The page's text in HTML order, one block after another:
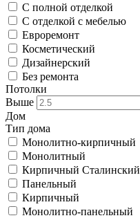
С полной отделкой
С отделкой с мебелью
Евроремонт
Косметический
Дизайнерский
Без ремонта
Потолки
Выше
Дом
Тип дома
Монолитно-кирпичный
Монолитный
Кирпичный Сталинский
Панельный
Кирпичный
Монолитно-панельный